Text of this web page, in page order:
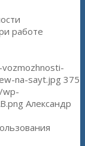
работе
na-sayt.jpg 375
wp-
Александр